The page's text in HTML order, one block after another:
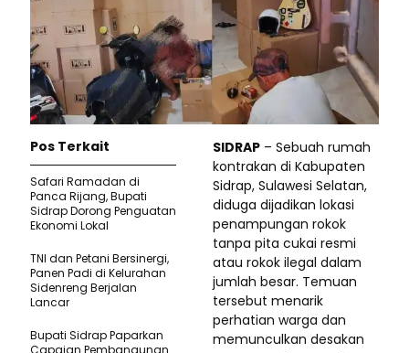
SIDRAP – Sebuah rumah
kontrakan di Kabupaten
Sidrap, Sulawesi Selatan,
diduga dijadikan lokasi
penampungan rokok
tanpa pita cukai resmi
atau rokok ilegal dalam
jumlah besar. Temuan
tersebut menarik
perhatian warga dan
memunculkan desakan
Pos Terkait
Safari Ramadan di
Panca Rijang, Bupati
Sidrap Dorong Penguatan
Ekonomi Lokal
TNI dan Petani Bersinergi,
Panen Padi di Kelurahan
Sidenreng Berjalan
Lancar
Bupati Sidrap Paparkan
Capaian Pembangunan